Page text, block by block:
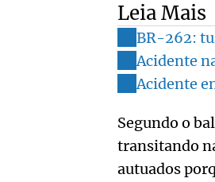
Leia Mais
BR-262:
Acidente
Acidente
Segundo o
transitando
autuados